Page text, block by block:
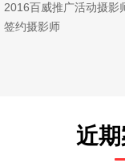
2016百威推广活动摄影
签约摄影师
近期